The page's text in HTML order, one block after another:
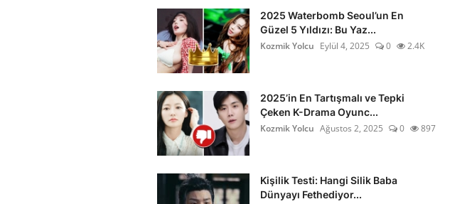
2025 Waterbomb Seoul’un En
Güzel 5 Yıldızı: Bu Yaz...
Kozmik Yolcu Eylül 4, 2025 0 2.4K
2025’in En Tartışmalı ve Tepki
Çeken K-Drama Oyunc...
Kozmik Yolcu Ağustos 2, 2025 0 897
Kişilik Testi: Hangi Silik Baba
Dünyayı Fethediyor...